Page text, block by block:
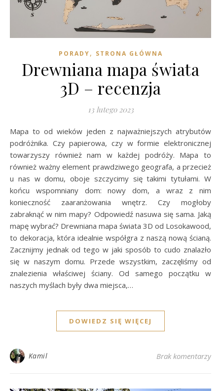
PORADY, STRONA GŁÓWNA
Drewniana mapa świata
3D – recenzja
13 lutego 2023
Mapa to od wieków jeden z najważniejszych atrybutów
podróżnika. Czy papierowa, czy w formie elektronicznej
towarzyszy również nam w każdej podróży. Mapa to
również ważny element prawdziwego geografa, a przecież
u nas w domu, oboje szczycimy się takimi tytułami. W
końcu wspomniany dom: nowy dom, a wraz z nim
konieczność zaaranżowania wnętrz. Czy mogłoby
zabraknąć w nim mapy? Odpowiedź nasuwa się sama. Jaką
mapę wybrać? Drewniana mapa świata 3D od Losokawood,
to dekoracja, która idealnie współgra z naszą nową ścianą.
Zacznijmy jednak od tego w jaki sposób to cudo znalazło
się w naszym domu. Przede wszystkim, zaczęliśmy od
znalezienia właściwej ściany. Od samego początku w
naszych myślach były dwa miejsca,…
DOWIEDZ SIĘ WIĘCEJ
Kamil Brak komentarzy